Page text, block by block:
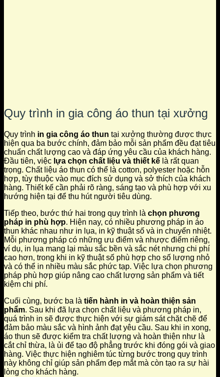
Quy trình in gia công áo thun tại xưởng
Quy trình in gia công áo thun tại xưởng thường được thực
hiện qua ba bước chính, đảm bảo mỗi sản phẩm đều đạt tiêu
chuẩn chất lượng cao và đáp ứng yêu cầu của khách hàng.
Đầu tiên, việc lựa chọn chất liệu và thiết kế là rất quan
trọng. Chất liệu áo thun có thể là cotton, polyester hoặc hỗn
hợp, tùy thuộc vào mục đích sử dụng và sở thích của khách
hàng. Thiết kế cần phải rõ ràng, sáng tạo và phù hợp với xu
hướng hiện tại để thu hút người tiêu dùng.
Tiếp theo, bước thứ hai trong quy trình là chọn phương
pháp in phù hợp. Hiện nay, có nhiều phương pháp in áo
thun khác nhau như in lụa, in kỹ thuật số và in chuyển nhiệt.
Mỗi phương pháp có những ưu điểm và nhược điểm riêng,
ví dụ, in lụa mang lại màu sắc bền và sắc nét nhưng chi phí
cao hơn, trong khi in kỹ thuật số phù hợp cho số lượng nhỏ
và có thể in nhiều màu sắc phức tạp. Việc lựa chọn phương
pháp phù hợp giúp nâng cao chất lượng sản phẩm và tiết
kiệm chi phí.
Cuối cùng, bước ba là tiến hành in và hoàn thiện sản
phẩm. Sau khi đã lựa chọn chất liệu và phương pháp in,
quá trình in sẽ được thực hiện với sự giám sát chặt chẽ để
đảm bảo màu sắc và hình ảnh đạt yêu cầu. Sau khi in xong,
áo thun sẽ được kiểm tra chất lượng và hoàn thiện như là
cắt chỉ thừa, là ủi để tạo độ phẳng trước khi đóng gói và giao
hàng. Việc thực hiện nghiêm túc từng bước trong quy trình
này không chỉ giúp sản phẩm đẹp mắt mà còn tạo ra sự hài
lòng cho khách hàng.